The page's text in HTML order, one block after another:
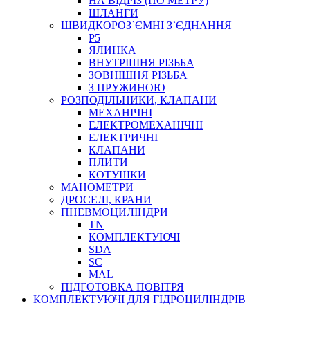
ШЛАНГИ
ШВИДКОРОЗ`ЄМНІ З`ЄДНАННЯ
P5
ЯЛИНКА
ВНУТРІШНЯ РІЗЬБА
ЗОВНІШНЯ РІЗЬБА
З ПРУЖИНОЮ
РОЗПОДІЛЬНИКИ, КЛАПАНИ
МЕХАНІЧНІ
ЕЛЕКТРОМЕХАНІЧНІ
ЕЛЕКТРИЧНІ
КЛАПАНИ
ПЛИТИ
КОТУШКИ
МАНОМЕТРИ
ДРОСЕЛІ, КРАНИ
ПНЕВМОЦИЛІНДРИ
TN
КОМПЛЕКТУЮЧІ
SDA
SC
MAL
ПІДГОТОВКА ПОВІТРЯ
КОМПЛЕКТУЮЧІ ДЛЯ ГІДРОЦИЛІНДРІВ